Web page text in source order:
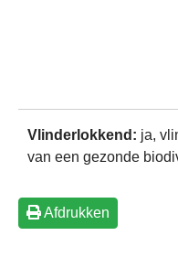
Vlinderlokkend: ja,
van een gezonde
Afdrukken